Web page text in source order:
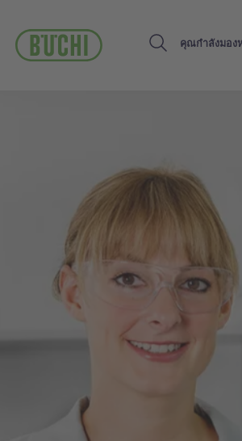
เนื้อหา
Search